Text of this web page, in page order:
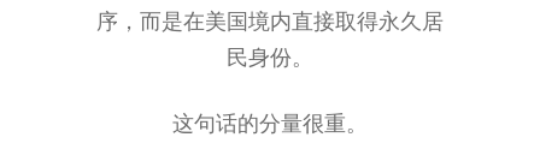
序，而是在美国境内直接取得永久居
民身份。
这句话的分量很重。